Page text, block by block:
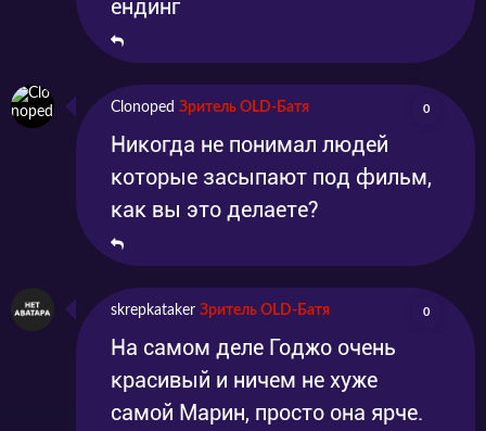
ендинг
Clonoped Зритель OLD-Батя 0
Никогда не понимал людей
которые засыпают под фильм,
как вы это делаете?
skrepkataker Зритель OLD-Батя 0
На самом деле Годжо очень
красивый и ничем не хуже
самой Марин, просто она ярче.